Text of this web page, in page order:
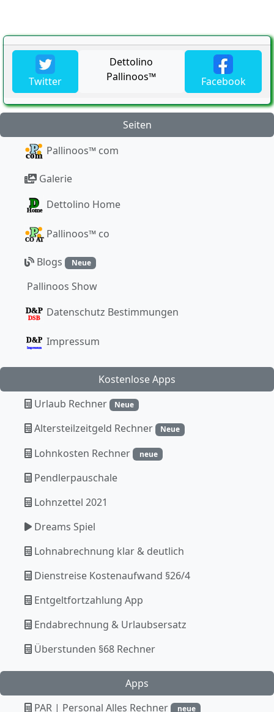
Twitter
Dettolino
Pallinoos™
Facebook
Seiten
Pallinoos™ com
Galerie
Dettolino Home
Pallinoos™ co
Blogs Neue
Pallinoos Show
Datenschutz Bestimmungen
Impressum
Kostenlose Apps
Urlaub Rechner
Neue
Altersteilzeitgeld Rechner Neue
Lohnkosten Rechner neue
Pendlerpauschale
Lohnzettel 2021
Dreams Spiel
Lohnabrechnung klar & deutlich
Dienstreise Kostenaufwand §26/4
Entgeltfortzahlung App
Endabrechnung & Urlaubsersatz
Überstunden §68 Rechner
Apps
PAR | Personal Alles Rechner
neue